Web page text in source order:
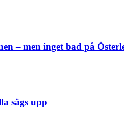
– men inget bad på
sägs upp